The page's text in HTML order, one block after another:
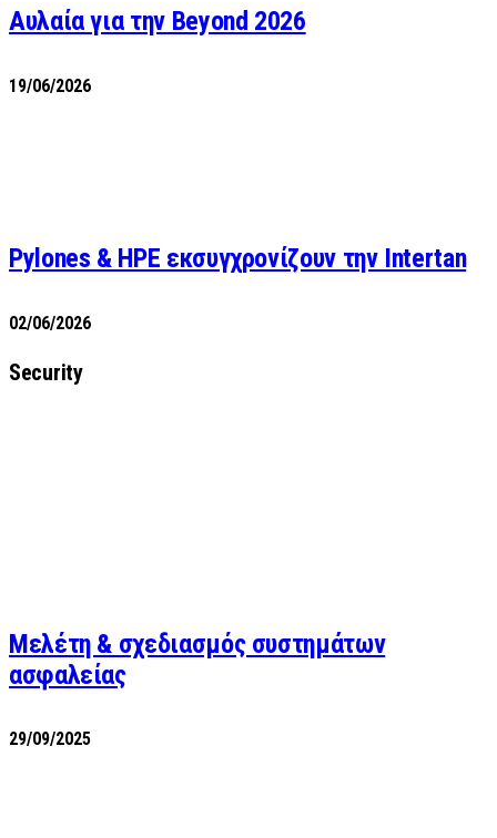
Αυλαία για την Beyond 2026
19/06/2026
Pylones & HPE εκσυγχρονίζουν την Intertan
02/06/2026
Security
Μελέτη & σχεδιασμός συστημάτων
ασφαλείας
29/09/2025